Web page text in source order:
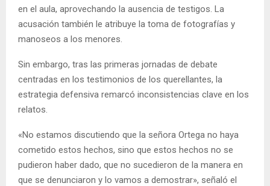
en el aula, aprovechando la ausencia de testigos. La
acusación también le atribuye la toma de fotografías y
manoseos a los menores.
Sin embargo, tras las primeras jornadas de debate
centradas en los testimonios de los querellantes, la
estrategia defensiva remarcó inconsistencias clave en los
relatos.
«No estamos discutiendo que la señora Ortega no haya
cometido estos hechos, sino que estos hechos no se
pudieron haber dado, que no sucedieron de la manera en
que se denunciaron y lo vamos a demostrar», señaló el